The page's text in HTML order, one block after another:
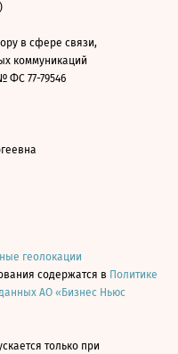
в сфере связи,
коммуникаций
ФС 77-79546
геолокации
содержатся в Политике
АО «Бизнес Ньюс
только при